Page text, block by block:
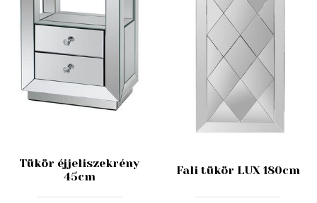
Tükör éjjeliszekrény
45cm
Fali tükör LUX 180cm